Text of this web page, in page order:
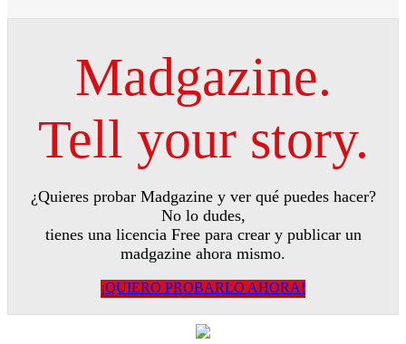
Madgazine.
Tell your story.
¿Quieres probar Madgazine y ver qué puedes hacer?
No lo dudes,
tienes una licencia Free para crear y publicar un
madgazine ahora mismo.
¡QUIERO PROBARLO AHORA!